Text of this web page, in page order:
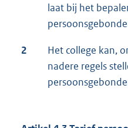
laat bij het
2
Het college kan,
nadere regels